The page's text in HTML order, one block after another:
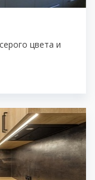
цвета и